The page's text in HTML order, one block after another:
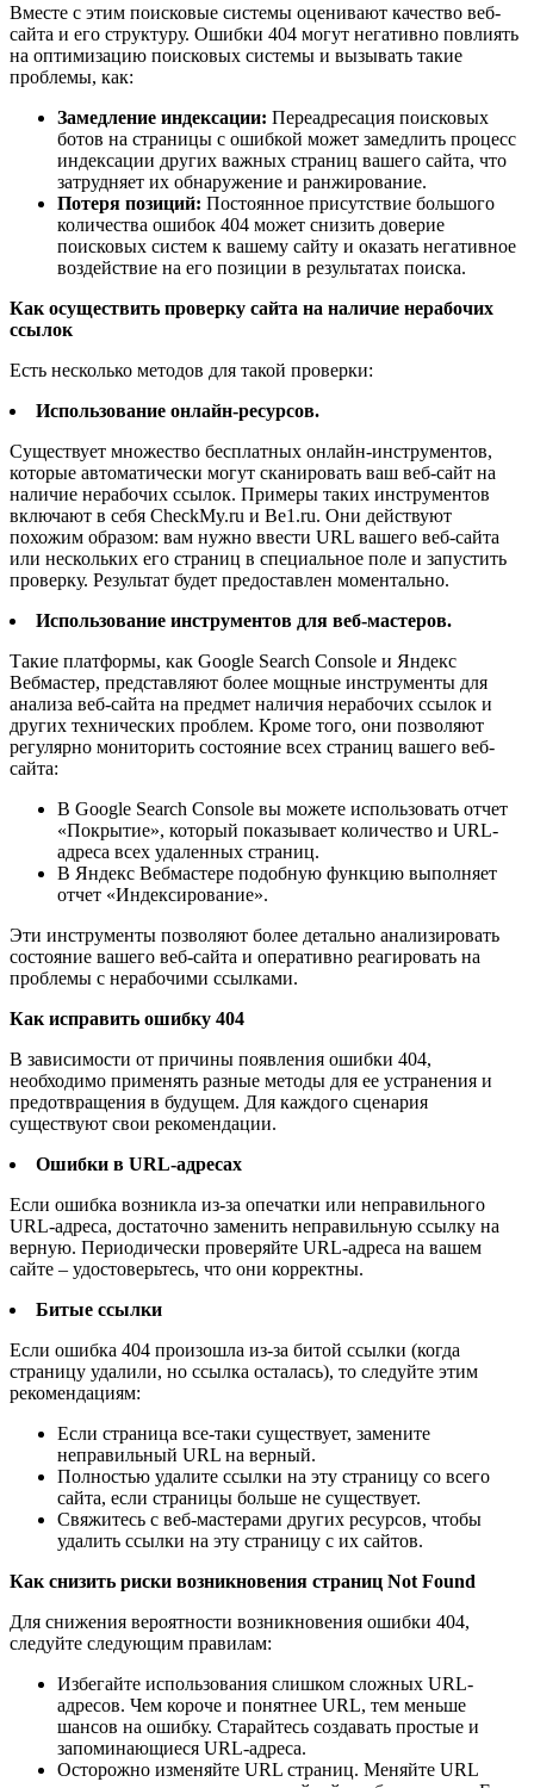
Вместе с этим поисковые системы оценивают качество веб-
сайта и его структуру. Ошибки 404 могут негативно повлиять
на оптимизацию поисковых системы и вызывать такие
проблемы, как:
Замедление индексации: Переадресация поисковых
ботов на страницы с ошибкой может замедлить процесс
индексации других важных страниц вашего сайта, что
затрудняет их обнаружение и ранжирование.
Потеря позиций: Постоянное присутствие большого
количества ошибок 404 может снизить доверие
поисковых систем к вашему сайту и оказать негативное
воздействие на его позиции в результатах поиска.
Как осуществить проверку сайта на наличие нерабочих
ссылок
Есть несколько методов для такой проверки:
Использование онлайн-ресурсов.
Существует множество бесплатных онлайн-инструментов,
которые автоматически могут сканировать ваш веб-сайт на
наличие нерабочих ссылок. Примеры таких инструментов
включают в себя CheckMy.ru и Be1.ru. Они действуют
похожим образом: вам нужно ввести URL вашего веб-сайта
или нескольких его страниц в специальное поле и запустить
проверку. Результат будет предоставлен моментально.
Использование инструментов для веб-мастеров.
Такие платформы, как Google Search Console и Яндекс
Вебмастер, представляют более мощные инструменты для
анализа веб-сайта на предмет наличия нерабочих ссылок и
других технических проблем. Кроме того, они позволяют
регулярно мониторить состояние всех страниц вашего веб-
сайта:
В Google Search Console вы можете использовать отчет
«Покрытие», который показывает количество и URL-
адреса всех удаленных страниц.
В Яндекс Вебмастере подобную функцию выполняет
отчет «Индексирование».
Эти инструменты позволяют более детально анализировать
состояние вашего веб-сайта и оперативно реагировать на
проблемы с нерабочими ссылками.
Как исправить ошибку 404
В зависимости от причины появления ошибки 404,
необходимо применять разные методы для ее устранения и
предотвращения в будущем. Для каждого сценария
существуют свои рекомендации.
Ошибки в URL-адресах
Если ошибка возникла из-за опечатки или неправильного
URL-адреса, достаточно заменить неправильную ссылку на
верную. Периодически проверяйте URL-адреса на вашем
сайте – удостоверьтесь, что они корректны.
Битые ссылки
Если ошибка 404 произошла из-за битой ссылки (когда
страницу удалили, но ссылка осталась), то следуйте этим
рекомендациям:
Если страница все-таки существует, замените
неправильный URL на верный.
Полностью удалите ссылки на эту страницу со всего
сайта, если страницы больше не существует.
Свяжитесь с веб-мастерами других ресурсов, чтобы
удалить ссылки на эту страницу с их сайтов.
Как снизить риски возникновения страниц Not Found
Для снижения вероятности возникновения ошибки 404,
следуйте следующим правилам:
Избегайте использования слишком сложных URL-
адресов. Чем короче и понятнее URL, тем меньше
шансов на ошибку. Старайтесь создавать простые и
запоминающиеся URL-адреса.
Осторожно изменяйте URL страниц. Меняйте URL